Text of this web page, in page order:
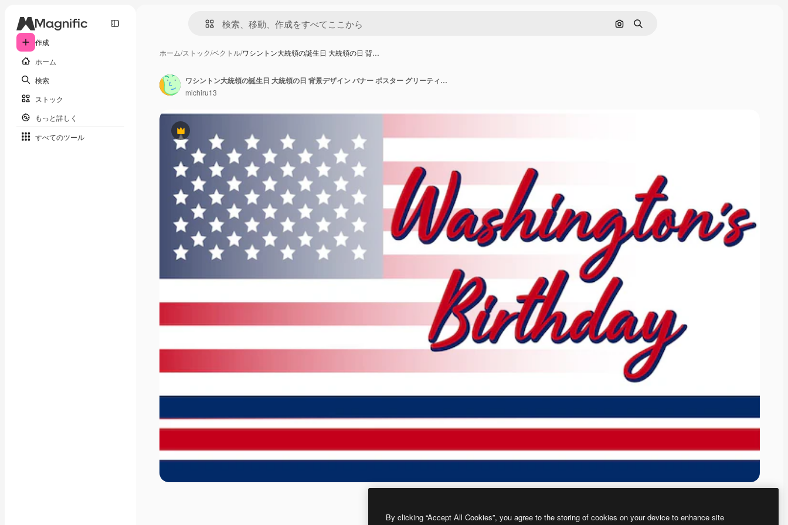
作成
ホーム
検索
ストック
もっと詳しく
すべてのツール
画像で検索
検索
ホーム/ストック/ベクトル/ワシントン大統領の誕生日 大統領の日 背…
Premium
ワシントン大統領の誕生日 大統領の日 背景デザイン バナー ポスター グリーティングカード
michiru13
By clicking “Accept All Cookies”, you agree to the storing of cookies on your device to enhance site